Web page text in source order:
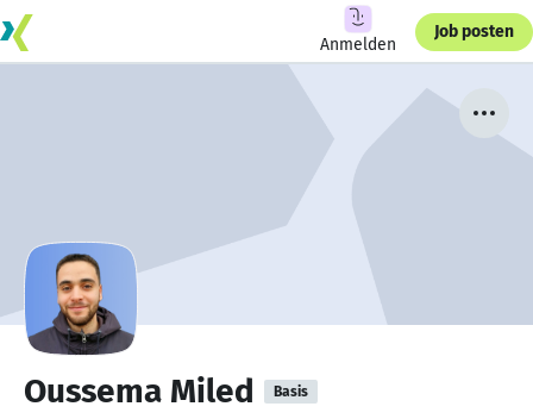
Anmelden
Job posten
Oussema Miled Basis